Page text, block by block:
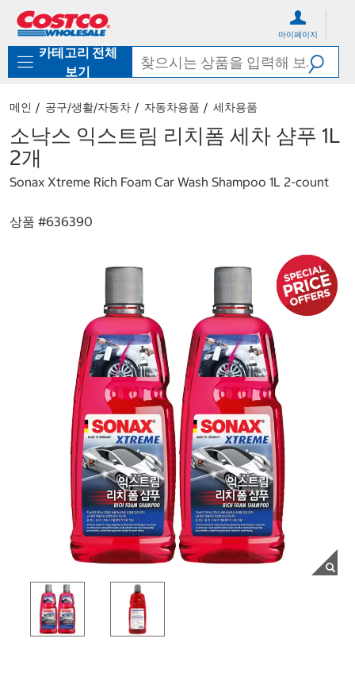
로
기
가
마이페이지
카테고리 전체
보기
메인 공구/생활/자동차 자동차용품 세차용품
소낙스 익스트림 리치폼 세차 샴푸 1L
2개
Sonax Xtreme Rich Foam Car Wash Shampoo 1L 2-count
상품 #636390